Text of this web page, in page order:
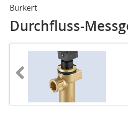
Bürkert
Durchfluss-